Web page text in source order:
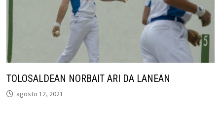
TOLOSALDEAN NORBAIT ARI DA LANEAN
agosto 12, 2021